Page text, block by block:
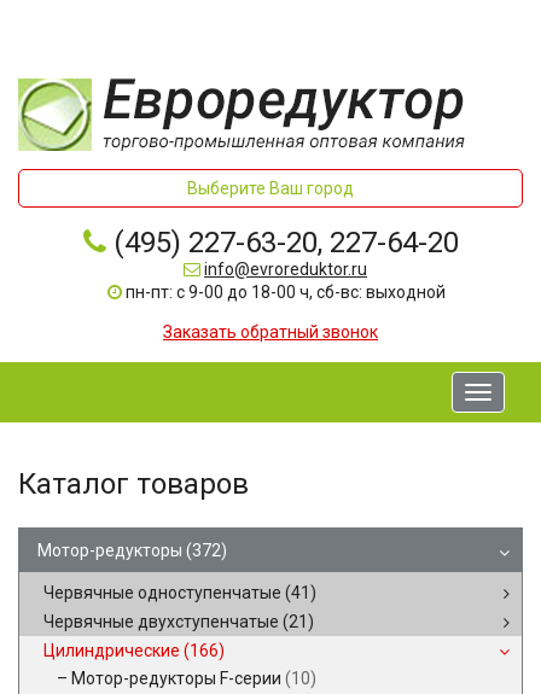
Выберите Ваш город
(495) 227-63-20, 227-64-20
info@evroreduktor.ru
пн-пт: с 9-00 до 18-00 ч, сб-вс: выходной
Заказать обратный звонок
Toggle
Каталог товаров
Мотор-редукторы (372)
Червячные одноступенчатые (41)
Червячные двухступенчатые (21)
Цилиндрические (166)
Мотор-редукторы F-серии (10)